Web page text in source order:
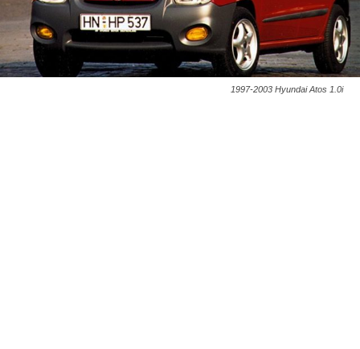
1997-2003 Hyundai Atos 1.0i